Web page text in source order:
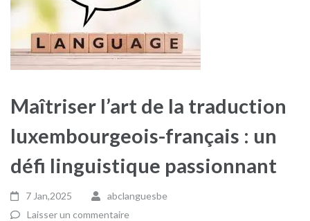
Maîtriser l’art de la traduction
luxembourgeois-français : un
défi linguistique passionnant
7 Jan,2025
abclanguesbe
Laisser un commentaire